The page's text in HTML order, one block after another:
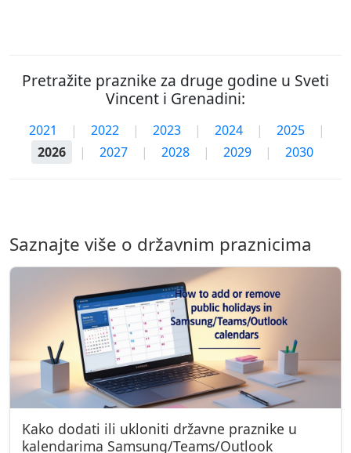
Pretražite praznike za druge godine u Sveti
Vincent i Grenadini:
2021 | 2022 | 2023 | 2024 | 2025
|
2026
| 2027 | 2028 | 2029 | 2030
Saznajte više o državnim praznicima
Kako dodati ili ukloniti državne praznike u
kalendarima Samsung/Teams/Outlook